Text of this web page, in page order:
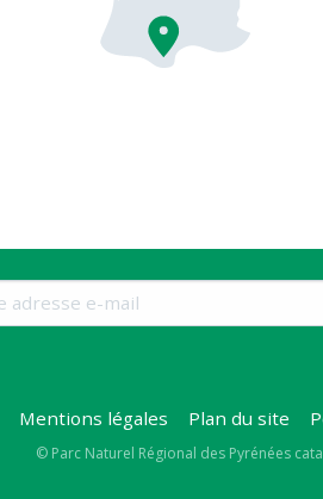
Mentions légales Plan du site
Copyright
© Parc Naturel Régional des Pyrénées